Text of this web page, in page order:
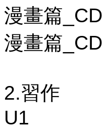
漫畫篇
漫畫篇
2.習作
U1